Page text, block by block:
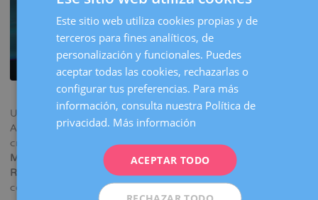
Un estudio publicado en‘Nature’encuentra variantes en el
ADN que afectan al riesgo de desarrollar anomalías
cromosómicas que provocan pérdidas gestacionales. Según
Mónica Parriego, directora del Laboratorio de
Reproducción Asistida de Dexeus Mujer, el trabajo: “nos
confirma que las anomalías cromosómicas son algo habitual
SPANISH
Este sitio web utiliza cookies propias y de
terceros para fines analíticos, de
personalización y funcionales. Puedes
aceptar todas las cookies, rechazarlas o
configurar tus preferencias. Para más
información, consulta nuestra Política de
privacidad. Más información
ACEPTAR TODO